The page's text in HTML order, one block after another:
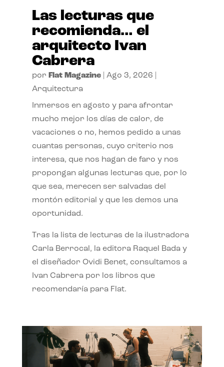
Las lecturas que
recomienda… el
arquitecto Ivan
Cabrera
por Flat Magazine| Ago 3, 2026
Arquitectura
Inmersos en agosto y para afrontar
mucho mejor los días de calor, de
vacaciones o no, hemos pedido a unas
cuantas personas, cuyo criterio nos
interesa, que nos hagan de faro y nos
propongan algunas lecturas que, por lo
que sea, merecen ser salvadas del
montón editorial y que les demos una
oportunidad.
Tras la lista de lecturas de la ilustradora
Carla Berrocal, la editora Raquel Bada y
el diseñador Ovidi Benet, consultamos a
Ivan Cabrera por los libros que
recomendaría para Flat.